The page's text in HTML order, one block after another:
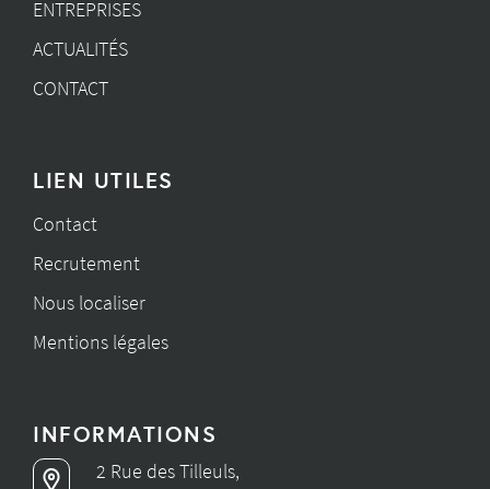
ENTREPRISES
ACTUALITÉS
CONTACT
LIEN UTILES
Contact
Recrutement
Nous localiser
Mentions légales
INFORMATIONS
2 Rue des Tilleuls,